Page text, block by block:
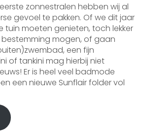
zonnestralen hebben wij al
gevoel te pakken. Of we dit jaar
tuin moeten genieten, toch lekker
mogen, of gaan
een fijn
of tankini mag hierbij niet
Er is heel veel badmode
een nieuwe Sunflair folder vol